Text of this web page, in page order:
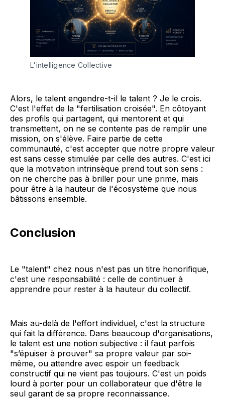
L'intelligence Collective
Alors, le talent engendre-t-il le talent ? Je le crois.
C'est l'effet de la "fertilisation croisée". En côtoyant
des profils qui partagent, qui mentorent et qui
transmettent, on ne se contente pas de remplir une
mission, on s'élève. Faire partie de cette
communauté, c'est accepter que notre propre valeur
est sans cesse stimulée par celle des autres. C'est ici
que la motivation intrinsèque prend tout son sens :
on ne cherche pas à briller pour une prime, mais
pour être à la hauteur de l'écosystème que nous
bâtissons ensemble.
Conclusion
Le "talent" chez nous n'est pas un titre honorifique,
c'est une responsabilité : celle de continuer à
apprendre pour rester à la hauteur du collectif.
Mais au-delà de l'effort individuel, c'est la structure
qui fait la différence. Dans beaucoup d'organisations,
le talent est une notion subjective : il faut parfois
"s’épuiser à prouver" sa propre valeur par soi-
même, ou attendre avec espoir un feedback
constructif qui ne vient pas toujours. C'est un poids
lourd à porter pour un collaborateur que d'être le
seul garant de sa propre reconnaissance.